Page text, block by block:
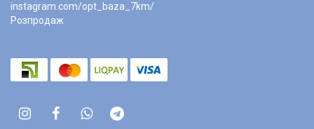
instagram.com/opt_baza_7km/
Розпродаж